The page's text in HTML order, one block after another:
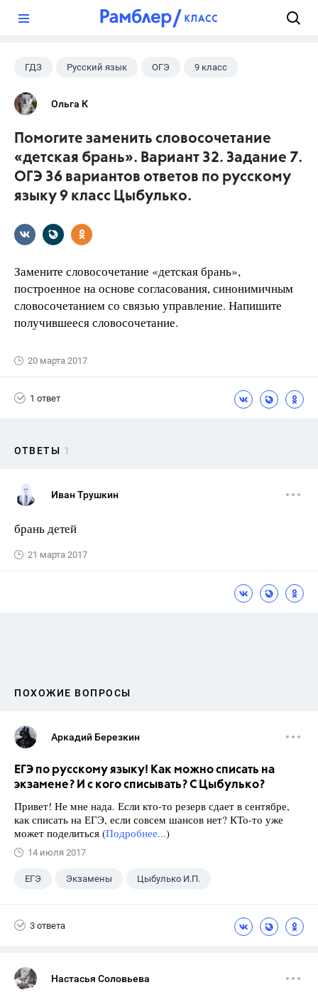
ГДЗ Русский язык ОГЭ 9 класс
+1
Ольга К
Помогите заменить словосочетание
«детская брань». Вариант 32. Задание 7.
ОГЭ 36 вариантов ответов по русскому
языку 9 класс Цыбулько.
Замените словосочетание «детская брань»,
построенное на основе согласования, синонимичным
словосочетанием со связью управление. Напишите
получившееся словосочетание.
20 марта 2017
1 ответ
ОТВЕТЫ 1
Иван Трушкин
брань детей
21 марта 2017
ПОХОЖИЕ ВОПРОСЫ
Аркадий Березкин
ЕГЭ по русскому языку! Как можно списать на
экзамене? И с кого списывать? С Цыбулько?
Привет! Не мне нада. Если кто-то резерв сдает в сентябре,
как списать на ЕГЭ, если совсем шансов нет? КТо-то уже
может поделиться (Подробнее...)
14 июля 2017
ЕГЭ Экзамены Цыбулько И.П.
3 ответа
Настасья Соловьева